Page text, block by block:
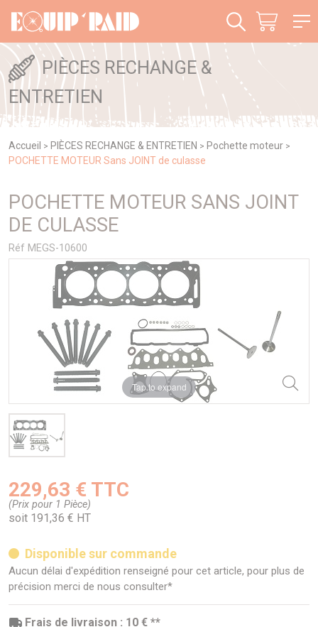
PIÈCES RECHANGE &
ENTRETIEN
Accueil > PIÈCES RECHANGE & ENTRETIEN > Pochette moteur >
POCHETTE MOTEUR Sans JOINT de culasse
POCHETTE MOTEUR SANS JOINT
DE CULASSE
Réf MEGS-10600
Tap to expand
229,63 € TTC
(Prix pour 1 Pièce)
soit 191,36 € HT
Disponible sur commande
Aucun délai d'expédition renseigné pour cet article, pour plus de
précision merci de nous consulter*
Frais de livraison : 10 € **
Panneau de gestion des cookies